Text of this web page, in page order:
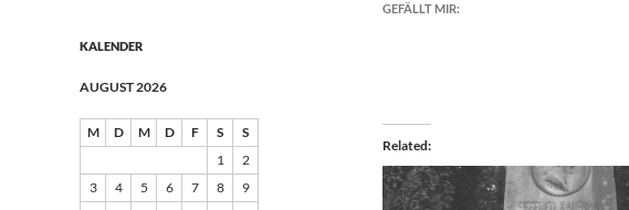
GEFÄLLT MIR:
Related
KALENDER
AUGUST 2026
M D M D F S
S
1
2
3
4 5 6 7 8
9